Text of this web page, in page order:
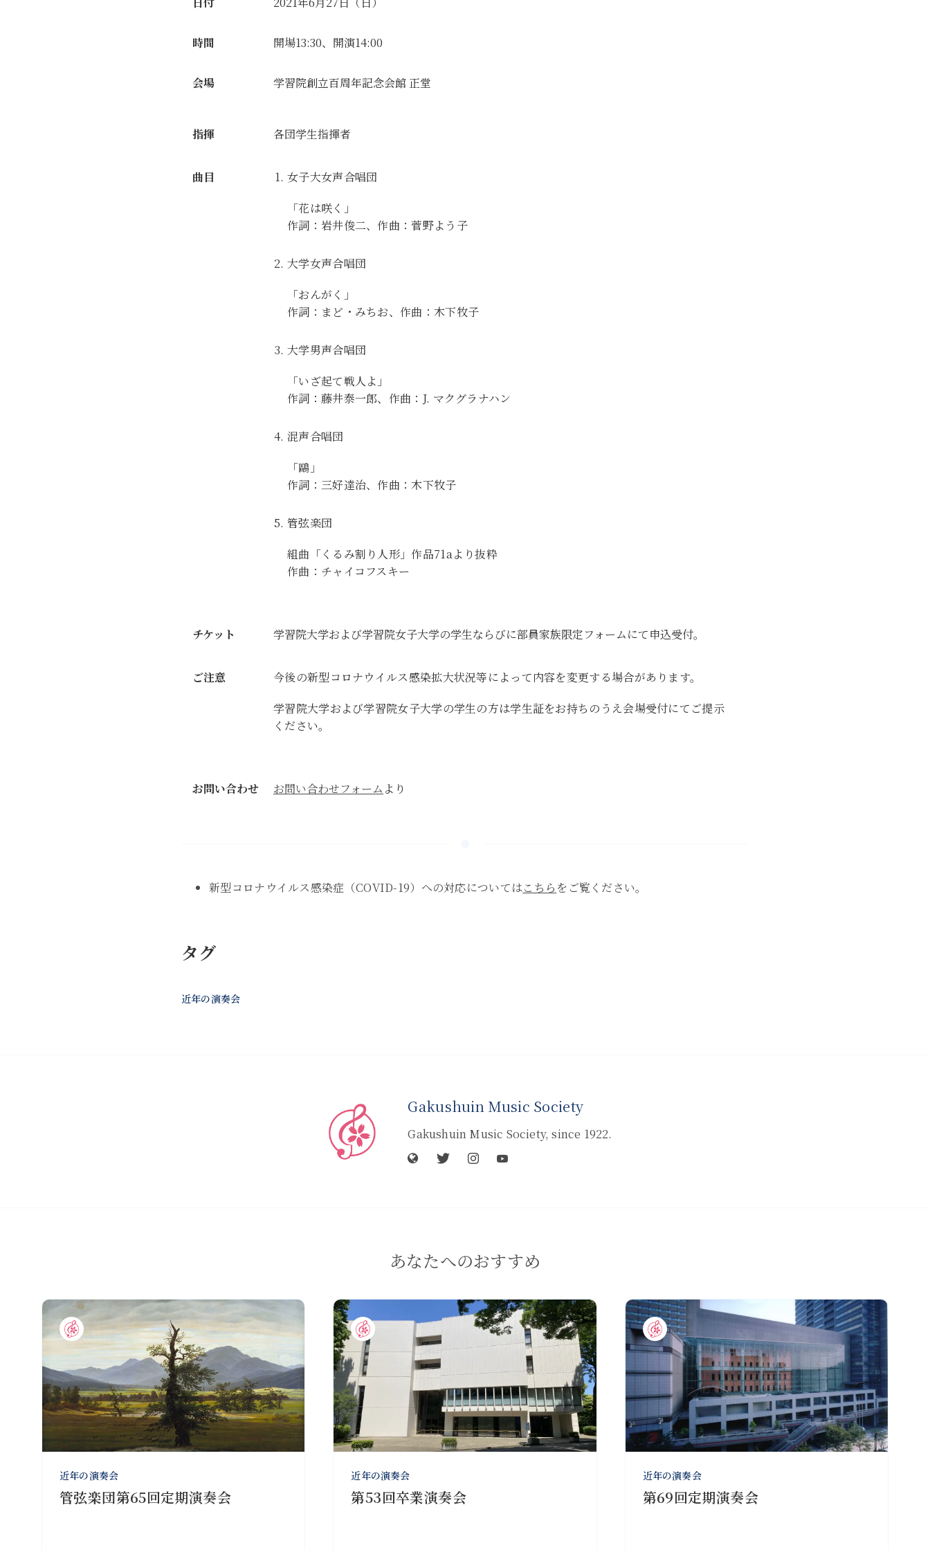
時間 開場13:30、開演14:00
会場 学習院創立百周年記念会館 正堂
指揮 各団学生指揮者
曲目
女子大女声合唱団
「花は咲く」
作詞：岩井俊二、作曲：菅野よう子
大学女声合唱団
「おんがく」
作詞：まど・みちお、作曲：木下牧子
大学男声合唱団
「いざ起て戦人よ」
作詞：藤井泰一郎、作曲：J. マクグラナハン
混声合唱団
「鷗」
作詞：三好達治、作曲：木下牧子
管弦楽団
組曲「くるみ割り人形」作品71aより抜粋
作曲：チャイコフスキー
チケット 学習院大学および学習院女子大学の学生ならびに部員家族限定フォームにて申込受付。
ご注意
今後の新型コロナウイルス感染拡大状況等によって内容を変更する場合があります。
学習院大学および学習院女子大学の学生の方は学生証をお持ちのうえ会場受付にてご提示
ください。
お問い合わせ お問い合わせフォーム より
新型コロナウイルス感染症（COVID-19）への対応についてはこちら をご覧ください。
タグ
近年の演奏会
Gakushuin Music Society
Gakushuin Music Society, since 1922.
あなたへのおすすめ
近年の演奏会
管弦楽団第65回定期演奏会
近年の演奏会
第53回卒業演奏会
近年の演奏会
第69回定期演奏会